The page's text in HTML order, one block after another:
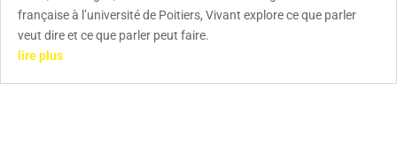
française à l’université de Poitiers, Vivant explore ce que parler
veut dire et ce que parler peut faire.
lire plus